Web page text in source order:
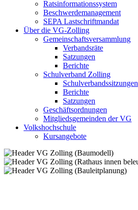
Ratsinformationssystem
Beschwerdemanagement
SEPA Lastschriftmandat
Über die VG-Zolling
Gemeinschaftsversammlung
Verbandsräte
Satzungen
Berichte
Schulverband Zolling
Schulverbandssitzungen
Berichte
Satzungen
Geschäftsordnungen
Mitgliedsgemeinden der VG
Volkshochschule
Kursangebote